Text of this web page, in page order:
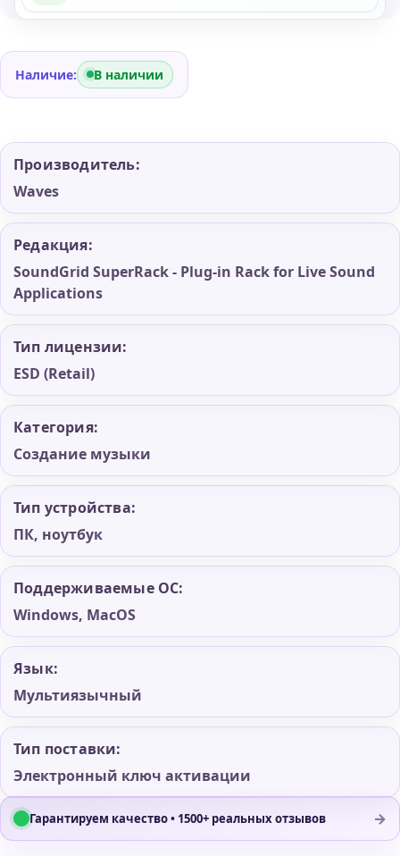
Наличие: В наличии
Производитель:
Waves
Редакция:
SoundGrid SuperRack - Plug-in Rack for Live Sound
Applications
Тип лицензии:
ESD (Retail)
Категория:
Создание музыки
Тип устройства:
ПК, ноутбук
Поддерживаемые ОС:
Windows, MacOS
Язык:
Мультиязычный
Тип поставки:
Электронный ключ активации
Гарантируем качество • 1500+ реальных отзывов →